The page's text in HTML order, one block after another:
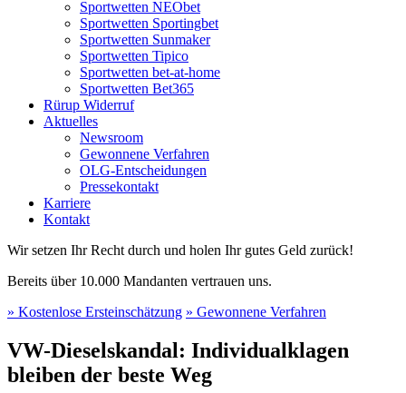
Sportwetten NEObet
Sportwetten Sportingbet
Sportwetten Sunmaker
Sportwetten Tipico
Sportwetten bet-at-home
Sportwetten Bet365
Rürup Widerruf
Aktuelles
Newsroom
Gewonnene Verfahren
OLG-Entscheidungen
Pressekontakt
Karriere
Kontakt
Wir setzen Ihr Recht durch und holen Ihr gutes Geld zurück!
Bereits über 10.000 Mandanten vertrauen uns.
» Kostenlose Ersteinschätzung » Gewonnene Verfahren
VW-Dieselskandal: Individualklagen
bleiben der beste Weg